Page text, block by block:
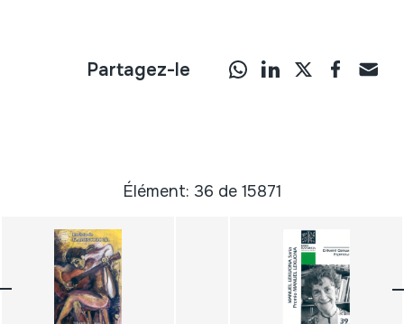
Partagez-le
Élément: 36 de 15871